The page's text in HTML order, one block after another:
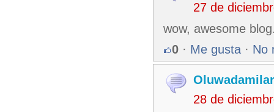
27 de
wow, awesome
0 · Me gusta · No
28 de